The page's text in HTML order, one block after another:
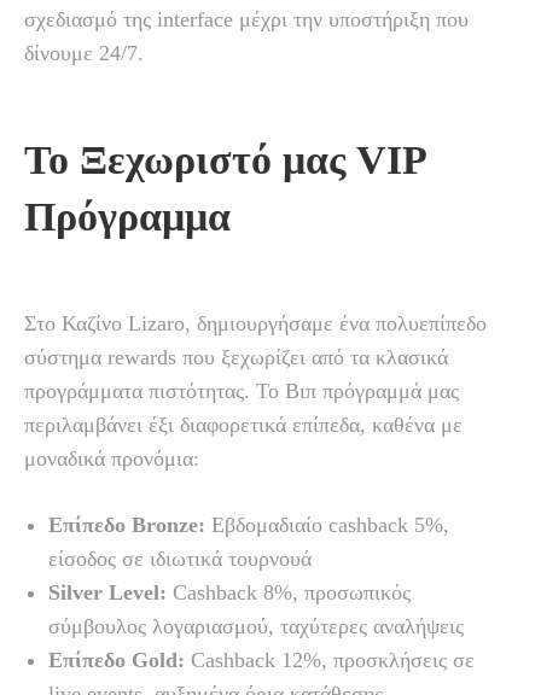
σχεδιασμό της interface μέχρι την υποστήριξη που
δίνουμε 24/7.
Το Ξεχωριστό μας VIP
Πρόγραμμα
Στο Καζίνο Lizaro, δημιουργήσαμε ένα πολυεπίπεδο
σύστημα rewards που ξεχωρίζει από τα κλασικά
προγράμματα πιστότητας. Το Βιπ πρόγραμμά μας
περιλαμβάνει έξι διαφορετικά επίπεδα, καθένα με
μοναδικά προνόμια:
Επίπεδο Bronze: Εβδομαδιαίο cashback 5%,
είσοδος σε ιδιωτικά τουρνουά
Silver Level: Cashback 8%, προσωπικός
σύμβουλος λογαριασμού, ταχύτερες αναλήψεις
Επίπεδο Gold: Cashback 12%, προσκλήσεις σε